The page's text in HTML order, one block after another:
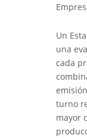
Un
una
cada
turno
mayor